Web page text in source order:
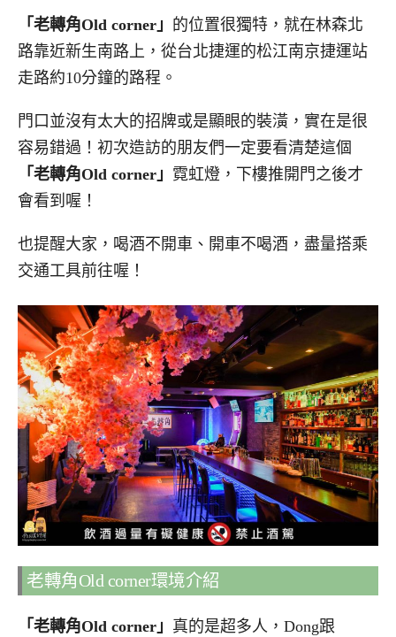
「老轉角Old corner」 的位置很獨特，就在林森北
路靠近新生南路上，從台北捷運的松江南京捷運站
走路約10分鐘的路程。
門口並沒有太大的招牌或是顯眼的裝潢，實在是很
容易錯過！初次造訪的朋友們一定要看清楚這個
「老轉角Old corner」 霓虹燈，下樓推開門之後才
會看到喔！
也提醒大家，喝酒不開車、開車不喝酒，盡量搭乘
交通工具前往喔！
老轉角Old corner環境介紹
「老轉角Old corner」 真的是超多人，Dong跟